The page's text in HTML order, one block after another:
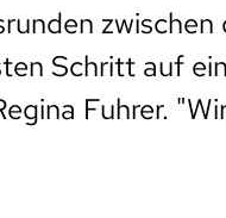
Schritt auf
Fuhrer.